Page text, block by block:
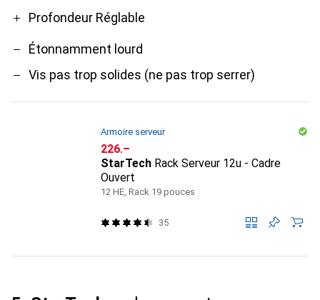
Profondeur Réglable
Étonnamment lourd
Vis pas trop solides (ne pas trop serrer)
Armoire serveur
CHF
226.–
StarTech Rack Serveur 12u - Cadre
Ouvert
12 HE, Rack 19 pouces
35